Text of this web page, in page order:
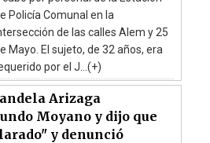
Policía Comunal en la
de las calles Alem y 25
Mayo. El sujeto, de 32 años, era
por el J...(+)
Arizaga
Moyano y dijo que
y denunció